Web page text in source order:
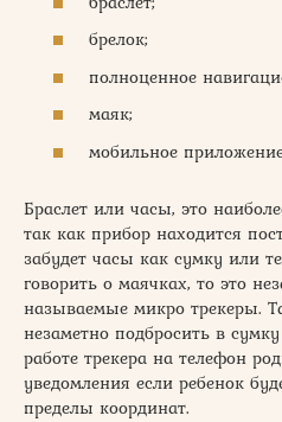
брелок;
полноценное
маяк;
мобильное
Браслет или часы, это
так как прибор находится
забудет часы как сумку или
говорить о маячках, то это
называемые микро трекеры.
незаметно подбросить в
работе трекера на телефон
уведомления если ребенок
пределы координат.